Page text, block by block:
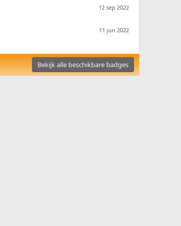
12 sep 2022
11 jun 2022
Bekijk alle beschikbare badges